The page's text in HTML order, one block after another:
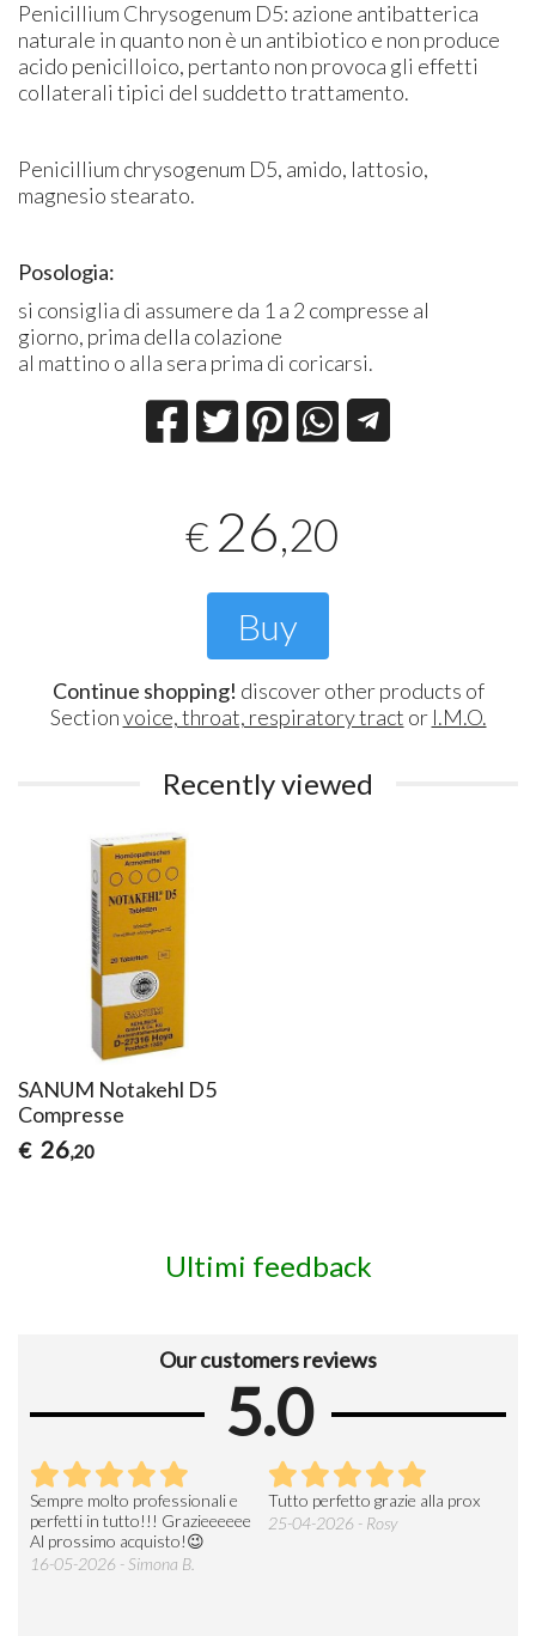
Penicillium Chrysogenum D5: azione antibatterica
naturale in quanto non è un antibiotico e non produce
acido penicilloico, pertanto non provoca gli effetti
collaterali tipici del suddetto trattamento.
Penicillium chrysogenum D5, amido, lattosio,
magnesio stearato.
Posologia:
si consiglia di assumere da 1 a 2 compresse al
giorno, prima della colazione
al mattino o alla sera prima di coricarsi.
€ 26,20
Buy
Continue shopping! discover other products of
Sectionvoice, throat, respiratory tract or I.M.O.
Recently viewed
SANUM Notakehl D5
Compresse
€ 26,20
Ultimi feedback
Our customers reviews
5.0
Tutto perfetto , grazie mille .
Riacquisterò da voi !!
20-04-2026 - Mariacristina R.
Prezzi sempre al top,servizio
super